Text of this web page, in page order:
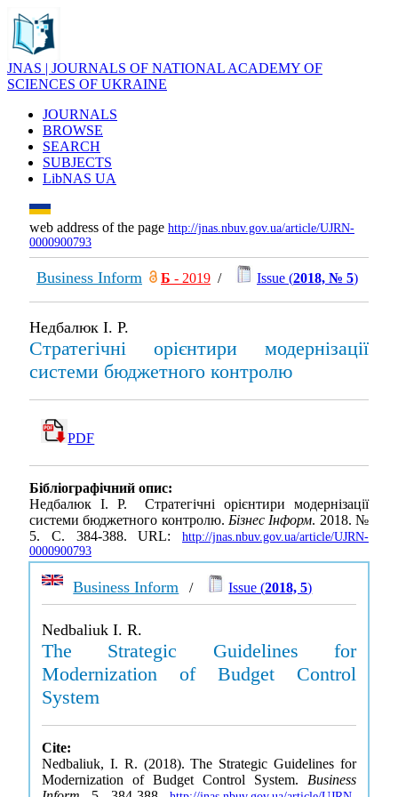
JNAS | JOURNALS OF NATIONAL ACADEMY OF
SCIENCES OF UKRAINE
JOURNALS
BROWSE
SEARCH
SUBJECTS
LibNAS UA
web address of the page http://jnas.nbuv.gov.ua/article/UJRN-
0000900793
Business Inform Б - 2019 / Issue (2018, № 5)
Недбалюк І. Р.
Стратегічні орієнтири модернізації
системи бюджетного контролю
PDF
Бібліографічний опис:
Недбалюк І. Р. Стратегічні орієнтири модернізації
системи бюджетного контролю. Бізнес Інформ. 2018. №
5. С. 384-388. URL: http://jnas.nbuv.gov.ua/article/UJRN-
0000900793
Business Inform / Issue (2018, 5)
Nedbaliuk I. R.
The Strategic Guidelines for
Modernization of Budget Control
System
Cite:
Nedbaliuk, I. R. (2018). The Strategic Guidelines for
Modernization of Budget Control System. Business